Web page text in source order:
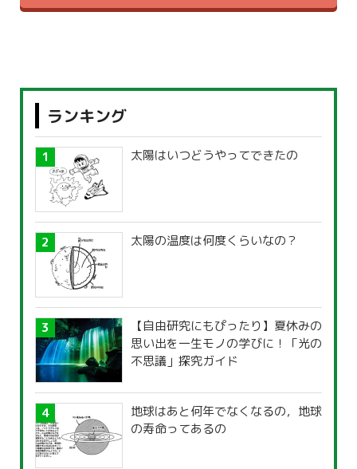
ランキング
太陽はいつどうやってできたの
太陽の温度は何度くらいなの？
【自由研究にもぴったり】夏休みの
思い出を一生モノの学びに！「光の
不思議」探究ガイド
地球はあと何年でなくなるの，地球
の寿命ってあるの